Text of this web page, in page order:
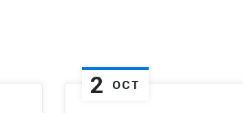
2 OCT